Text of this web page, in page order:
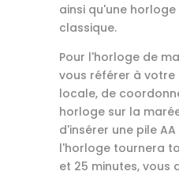
ainsi qu'une
classique.
Pour l'horloge de
vous référer à
locale, de
horloge sur la
d'insérer une pile
l'horloge tournera
et 25 minutes, vous